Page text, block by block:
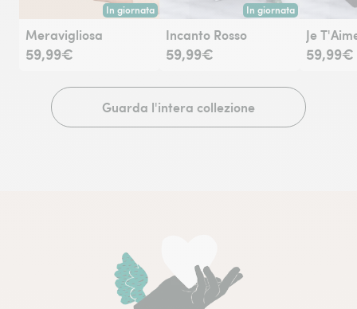
In giornata
Consegna disponibile oggi o in data a tua scelta.
Meravigliosa
59,99€
In giornata
Consegna disponibile
Incanto Rosso
59,99€
Je
59,99€
Guarda l'intera collezione